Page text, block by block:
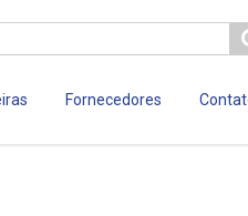
Fornecedores